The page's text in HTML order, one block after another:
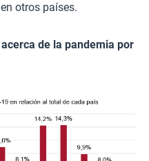
otros países.
de la pandemia por